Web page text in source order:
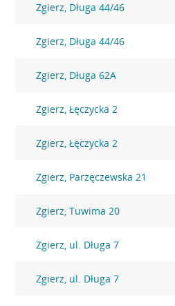
Zgierz, Długa 44/46
Zgierz, Długa 44/46
Zgierz, Długa 62A
Zgierz, Łęczycka 2
Zgierz, Łęczycka 2
Zgierz, Parzęczewska 21
Zgierz, Tuwima 20
Zgierz, ul. Długa 7
Zgierz, ul. Długa 7